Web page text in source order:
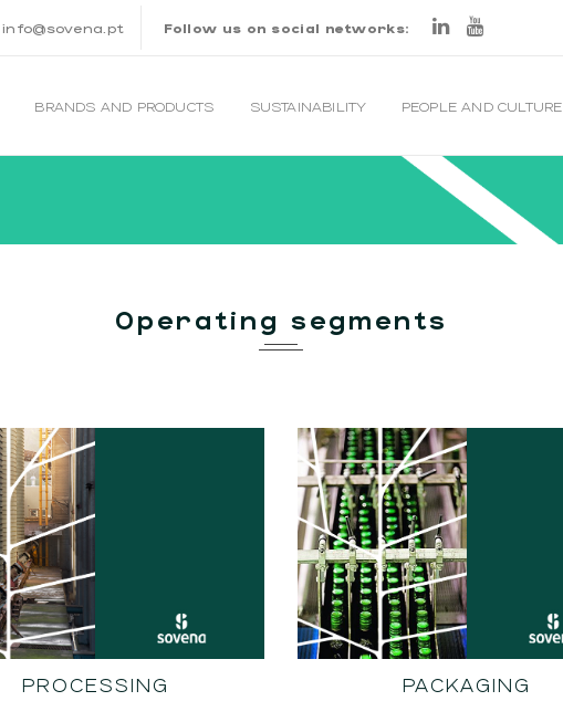
info@sovena.pt Follow us on social networks:
BRANDS AND PRODUCTS SUSTAINABILITY PEOPLE AND CULTURE
Operating segments
PROCESSING PACKAGING